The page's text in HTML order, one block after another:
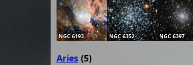
NGC 6193 NGC 6352 NGC 6397
Aries (5)